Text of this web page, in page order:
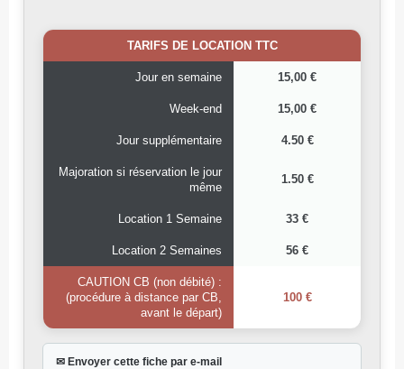
TARIFS DE LOCATION TTC
Jour en semaine 15,00 €
Week-end 15,00 €
Jour supplémentaire 4.50 €
Majoration si réservation le jour
même
1.50 €
Location 1 Semaine 33 €
Location 2 Semaines 56 €
CAUTION CB (non débité) :
(procédure à distance par CB,
avant le départ)
100 €
✉ Envoyer cette fiche par e-mail